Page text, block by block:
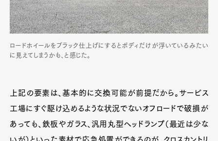
ロードホイールをブラック仕上げにするとボディだけが浮いているみたい
に見えてしまうかも、と感じた。
上記の要素は、基本的に交換可能が前提だから。サービス
工場にすぐ駆け込めるような状況でないオフロードで破損が
あっても、鉄板やガラス、汎用丸型ヘッドランプ（最近は少な